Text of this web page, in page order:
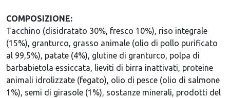
COMPOSIZIONE:
Tacchino (disidratato 30%, fresco 10%), riso integrale
(15%), granturco, grasso animale (olio di pollo purificato
al 99,5%), patate (4%), glutine di granturco, polpa di
barbabietola essiccata, lieviti di birra inattivati, proteine
animali idrolizzate (fegato), olio di pesce (olio di salmone
1%), semi di girasole (1%), sostanze minerali, prodotti del